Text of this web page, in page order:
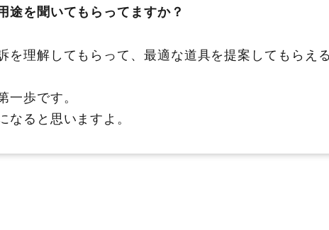
途を聞いてもらってますか？
を理解してもらって、最適な道具を提案してもらえ
歩です。
ると思いますよ。